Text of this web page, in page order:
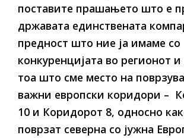
поставите прашањето што е
државата единствената
предност што ние ја имаме со
конкуренцијата во регионот
тоа што сме место на
важни европски коридори –
10 и Коридорот 8, односно
поврзат северна со јужна